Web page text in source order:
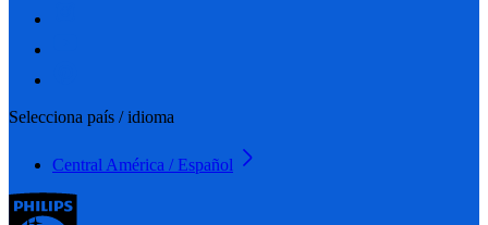
Selecciona país / idioma
Central América / Español